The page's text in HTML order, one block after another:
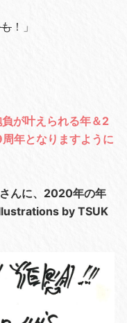
！」
が叶えられる年＆2
年となりますように
んに、2020年の年
by TSUK